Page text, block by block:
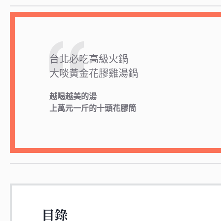
台北必吃高級火鍋
大啖黃金花膠雞湯鍋
越喝越美的湯
上萬元一斤的十頭花膠筒
目錄